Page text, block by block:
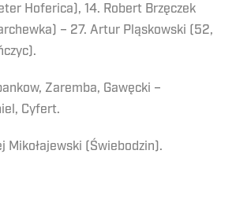
Hoferica), 14. Robert Brzęczek
– 27. Artur Pląskowski (52,
Zaremba, Gawęcki –
Cyfert.
Mikołajewski (Świebodzin).